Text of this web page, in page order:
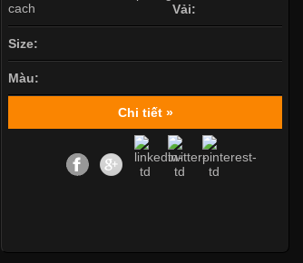
Vải:
Size:
Màu:
Chi tiết »